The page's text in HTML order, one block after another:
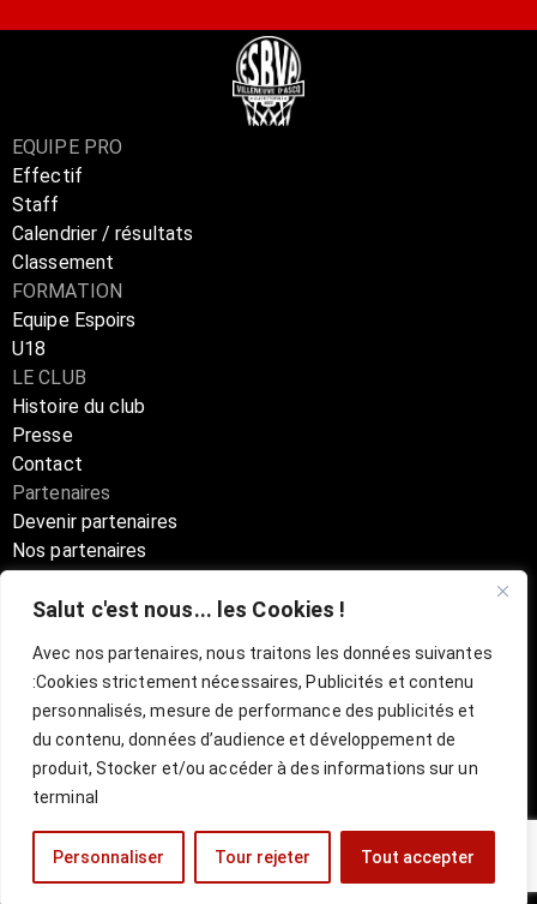
Salut c'est nous... les Cookies !
Avec nos partenaires, nous traitons les données suivantes
:Cookies strictement nécessaires, Publicités et contenu
personnalisés, mesure de performance des publicités et
du contenu, données d’audience et développement de
produit, Stocker et/ou accéder à des informations sur un
terminal
Personnaliser Tour rejeter Tout accepter
EQUIPE PRO
Effectif
Staff
Calendrier / résultats
Classement
FORMATION
Equipe Espoirs
U18
LE CLUB
Histoire du club
Presse
Contact
Partenaires
Devenir partenaires
Nos partenaires
Billetterie Officielle ESBVA-LM
mentions légaleslCGU
Site réalisé par